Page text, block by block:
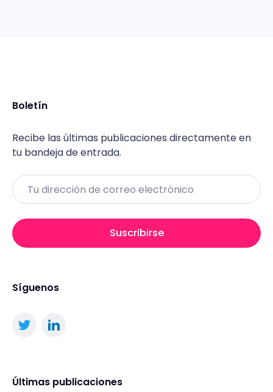
Boletín
Recibe las últimas publicaciones directamente en
tu bandeja de entrada.
Email
Suscribirse
Síguenos
Últimas publicaciones